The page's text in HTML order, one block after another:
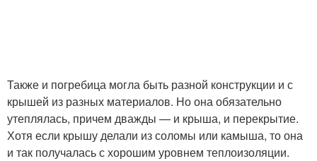
Также и погребица могла быть разной конструкции и с
крышей из разных материалов. Но она обязательно
утеплялась, причем дважды — и крыша, и перекрытие.
Хотя если крышу делали из соломы или камыша, то она
и так получалась с хорошим уровнем теплоизоляции.